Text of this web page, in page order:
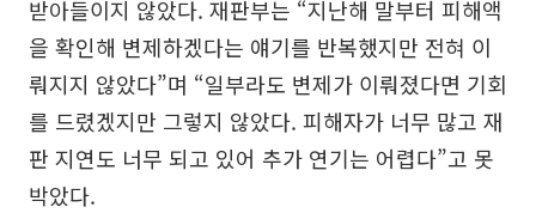
받아들이지 않았다. 재판부는 “지난해 말부터 피해액
을 확인해 변제하겠다는 얘기를 반복했지만 전혀 이
뤄지지 않았다”며 “일부라도 변제가 이뤄졌다면 기회
를 드렸겠지만 그렇지 않았다. 피해자가 너무 많고 재
판 지연도 너무 되고 있어 추가 연기는 어렵다”고 못
박았다.